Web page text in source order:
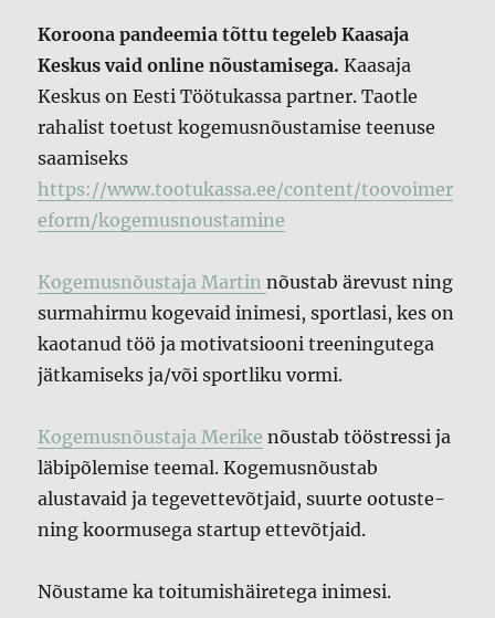
Koroona pandeemia tõttu tegeleb Kaasaja
Keskus vaid online nõustamisega.Kaasaja
Keskus on Eesti Töötukassa partner. Taotle
rahalist toetust kogemusnõustamise teenuse
saamiseks
https://www.tootukassa.ee/content/toovoimer
eform/kogemusnoustamine
Kogemusnõustaja Martinnõustab ärevust ning
surmahirmu kogevaid inimesi, sportlasi, kes on
kaotanud töö ja motivatsiooni treeningutega
jätkamiseks ja/või sportliku vormi.
Kogemusnõustaja Merike nõustab tööstressi ja
läbipõlemise teemal. Kogemusnõustab
alustavaid ja tegevettevõtjaid, suurte ootuste-
ning koormusega startup ettevõtjaid.
Nõustame ka toitumishäiretega inimesi.